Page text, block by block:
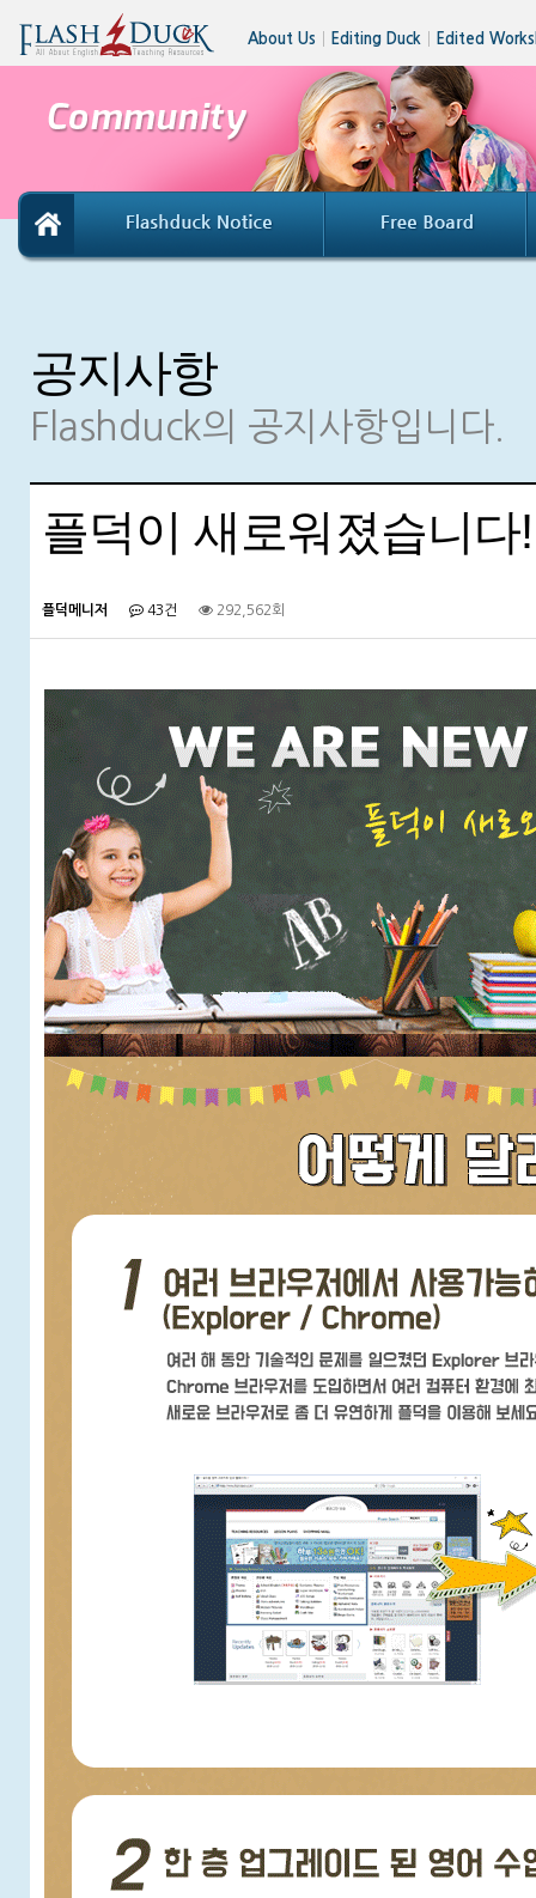
About Us Editing Duck Edited
공지사항
Flashduck의 공지사항입니다.
플덕이 새로워졌습니다!
플덕메니저 43건 292,562회